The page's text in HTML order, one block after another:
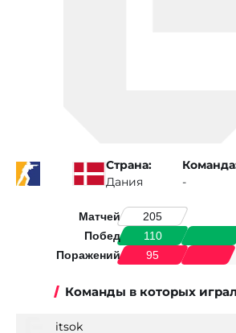
Страна:
Дания
-
Матчей
205
Побед
110
Поражений
95
Команды в которых
itsok